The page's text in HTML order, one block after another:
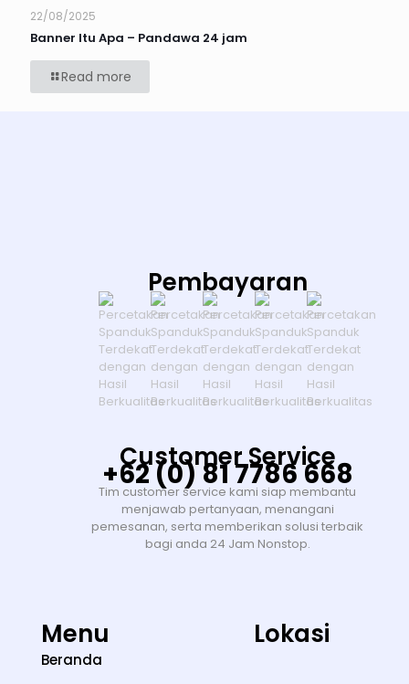
22/08/2025
Banner Itu Apa – Pandawa 24 jam
Read more
Pembayaran
Customer Service
+62 (0) 81 7786 668
Tim customer service kami siap membantu
menjawab pertanyaan, menangani
pemesanan, serta memberikan solusi terbaik
bagi anda 24 Jam Nonstop.
Menu
Beranda
Lokasi